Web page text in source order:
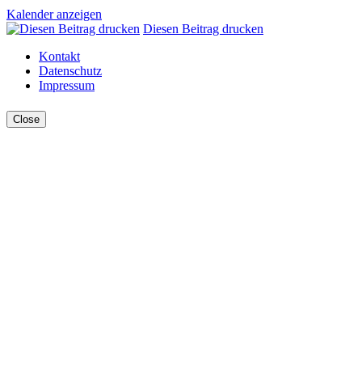
Kalender anzeigen
Diesen Beitrag drucken
Kontakt
Datenschutz
Impressum
Close